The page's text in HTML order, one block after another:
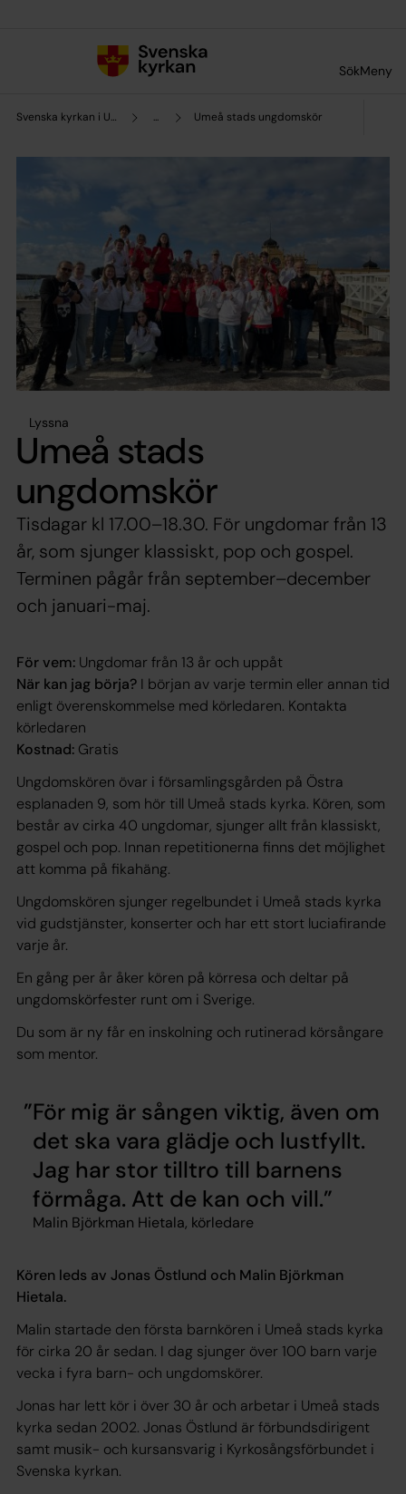
SökMeny
Svenska kyrkan i Umeå ... Umeå stads ungdomskör
Lyssna
Umeå stads
ungdomskör
Tisdagar kl 17.00–18.30. För ungdomar från 13
år, som sjunger klassiskt, pop och gospel.
Terminen pågår från september–december
och januari-maj.
För vem: Ungdomar från 13 år och uppåt
När kan jag börja? I början av varje termin eller annan tid
enligt överenskommelse med körledaren. Kontakta
körledaren
Kostnad: Gratis
Ungdomskören övar i församlingsgården på Östra
esplanaden 9, som hör till Umeå stads kyrka. Kören, som
består av cirka 40 ungdomar, sjunger allt från klassiskt,
gospel och pop. Innan repetitionerna finns det möjlighet
att komma på fikahäng.
Ungdomskören sjunger regelbundet i Umeå stads kyrka
vid gudstjänster, konserter och har ett stort luciafirande
varje år.
En gång per år åker kören på körresa och deltar på
ungdomskörfester runt om i Sverige.
Du som är ny får en inskolning och rutinerad körsångare
som mentor.
För mig är sången viktig, även om
det ska vara glädje och lustfyllt.
Jag har stor tilltro till barnens
förmåga. Att de kan och vill.
Malin Björkman Hietala, körledare
Kören leds av Jonas Östlund och Malin Björkman
Hietala.
Malin startade den första barnkören i Umeå stads kyrka
för cirka 20 år sedan. I dag sjunger över 100 barn varje
vecka i fyra barn- och ungdomskörer.
Jonas har lett kör i över 30 år och arbetar i Umeå stads
kyrka sedan 2002. Jonas Östlund är förbundsdirigent
samt musik- och kursansvarig i Kyrkosångsförbundet i
Svenska kyrkan.